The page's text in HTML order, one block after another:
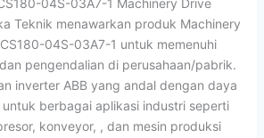
04S-03A7-1 Machinery Drive
Teknik menawarkan produk Machinery
04S-03A7-1 untuk memenuhi
pengendalian di perusahaan/pabrik.
inverter ABB yang andal dengan daya
berbagai aplikasi industri seperti
konveyor, , dan mesin produksi